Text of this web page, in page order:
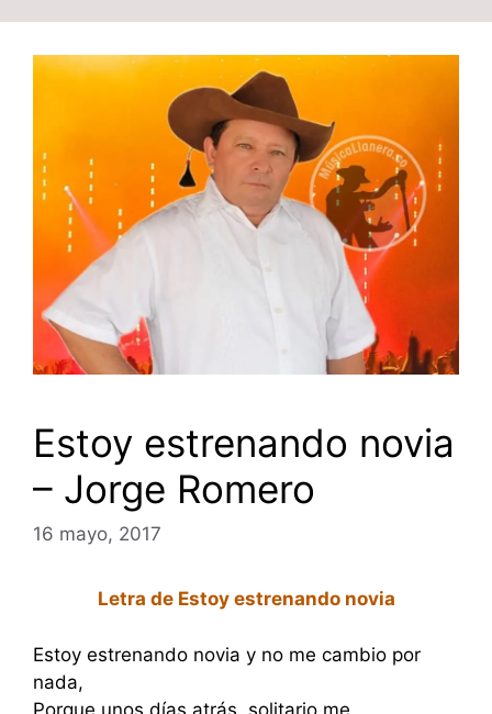
Estoy estrenando novia
– Jorge Romero
16 mayo, 2017
Letra de Estoy estrenando novia
Estoy estrenando novia y no me cambio por
nada,
Porque unos días atrás, solitario me